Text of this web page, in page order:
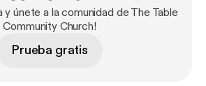
y únete a la comunidad de The Table
Community Church!
Prueba gratis